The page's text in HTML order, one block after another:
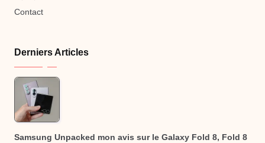
Contact
Derniers Articles
Samsung Unpacked mon avis sur le Galaxy Fold 8, Fold 8